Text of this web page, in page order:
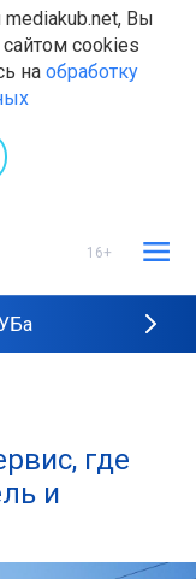
Вы
cookies
на обработку
16+
где
и